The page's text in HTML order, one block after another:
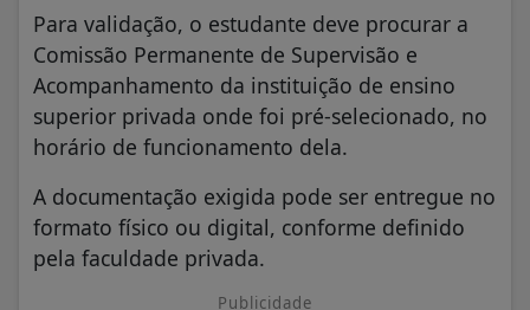
Para validação, o estudante deve procurar a
Comissão Permanente de Supervisão e
Acompanhamento da instituição de ensino
superior privada onde foi pré-selecionado, no
horário de funcionamento dela.
A documentação exigida pode ser entregue no
formato físico ou digital, conforme definido
pela faculdade privada.
Publicidade